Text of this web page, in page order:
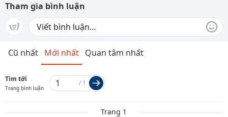
Tham gia bình luận
Cũ nhất Mới nhất Quan tâm nhất
Tìm tới
Trang bình luận
/ 1
Trang 1